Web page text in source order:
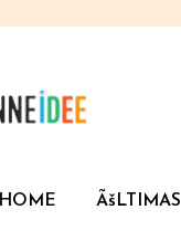
HOME ÃšLTIMAS